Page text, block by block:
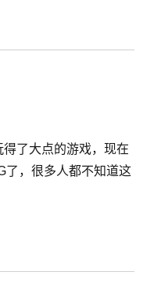
了大点的游戏，现在
了，很多人都不知道这